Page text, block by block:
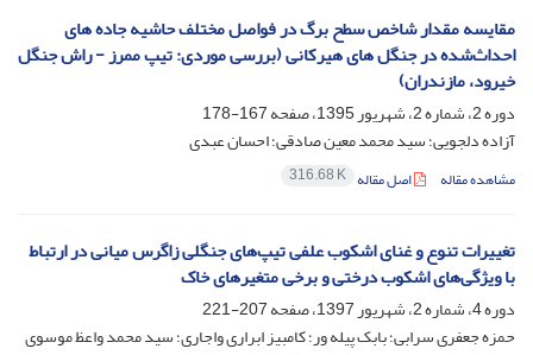
مقایسه مقدار شاخص سطح برگ در فواصل مختلف حاشیه جاده های
احداث‌شده در جنگل های هیرکانی (بررسی موردی: تیپ ممرز - راش جنگل
خیرود، مازندران)
دوره 2، شماره 2، شهریور 1395، صفحه
167-178
آزاده دلجویی؛ سید محمد معین صادقی؛ احسان عبدی
مشاهده مقاله اصل مقاله 316.68 K
تغییرات تنوع و غنای اشکوب علفی تیپ‌های جنگلی زاگرس میانی در ارتباط
با ویژگی‌های اشکوب درختی و برخی متغیرهای خاک
دوره 4، شماره 2، شهریور 1397، صفحه
207-221
حمزه جعفری سرابی؛ بابک پیله ور؛ کامبیز ابراری واجاری؛ سید محمد واعظ موسوی